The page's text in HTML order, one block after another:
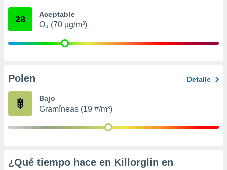
mediante
publicidad
de
28 Aceptable
O₃ (70 µg/m³)
Polen Detalle
Bajo
Gramíneas (19 #/m³)
¿Qué tiempo hace en Killorglin en